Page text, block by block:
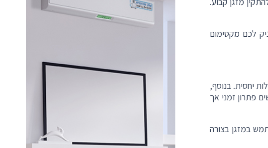
לכם מקסימום
יחסית. בנוסף,
פתרון זמני אך
במזגן בצורה